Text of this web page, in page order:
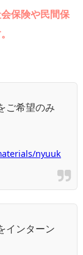
会保険や民間保
ご希望のみ
nyuuk
インターン